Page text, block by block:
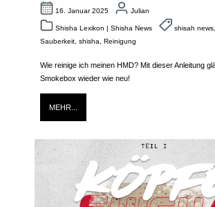
16. Januar 2025 Julian
Shisha Lexikon |Shisha News shisah news,
Sauberkeit shisha Reinigung
Wie reinige ich meinen HMD? Mit dieser Anleitung
Smokebox wieder wie neu!
MEHR...